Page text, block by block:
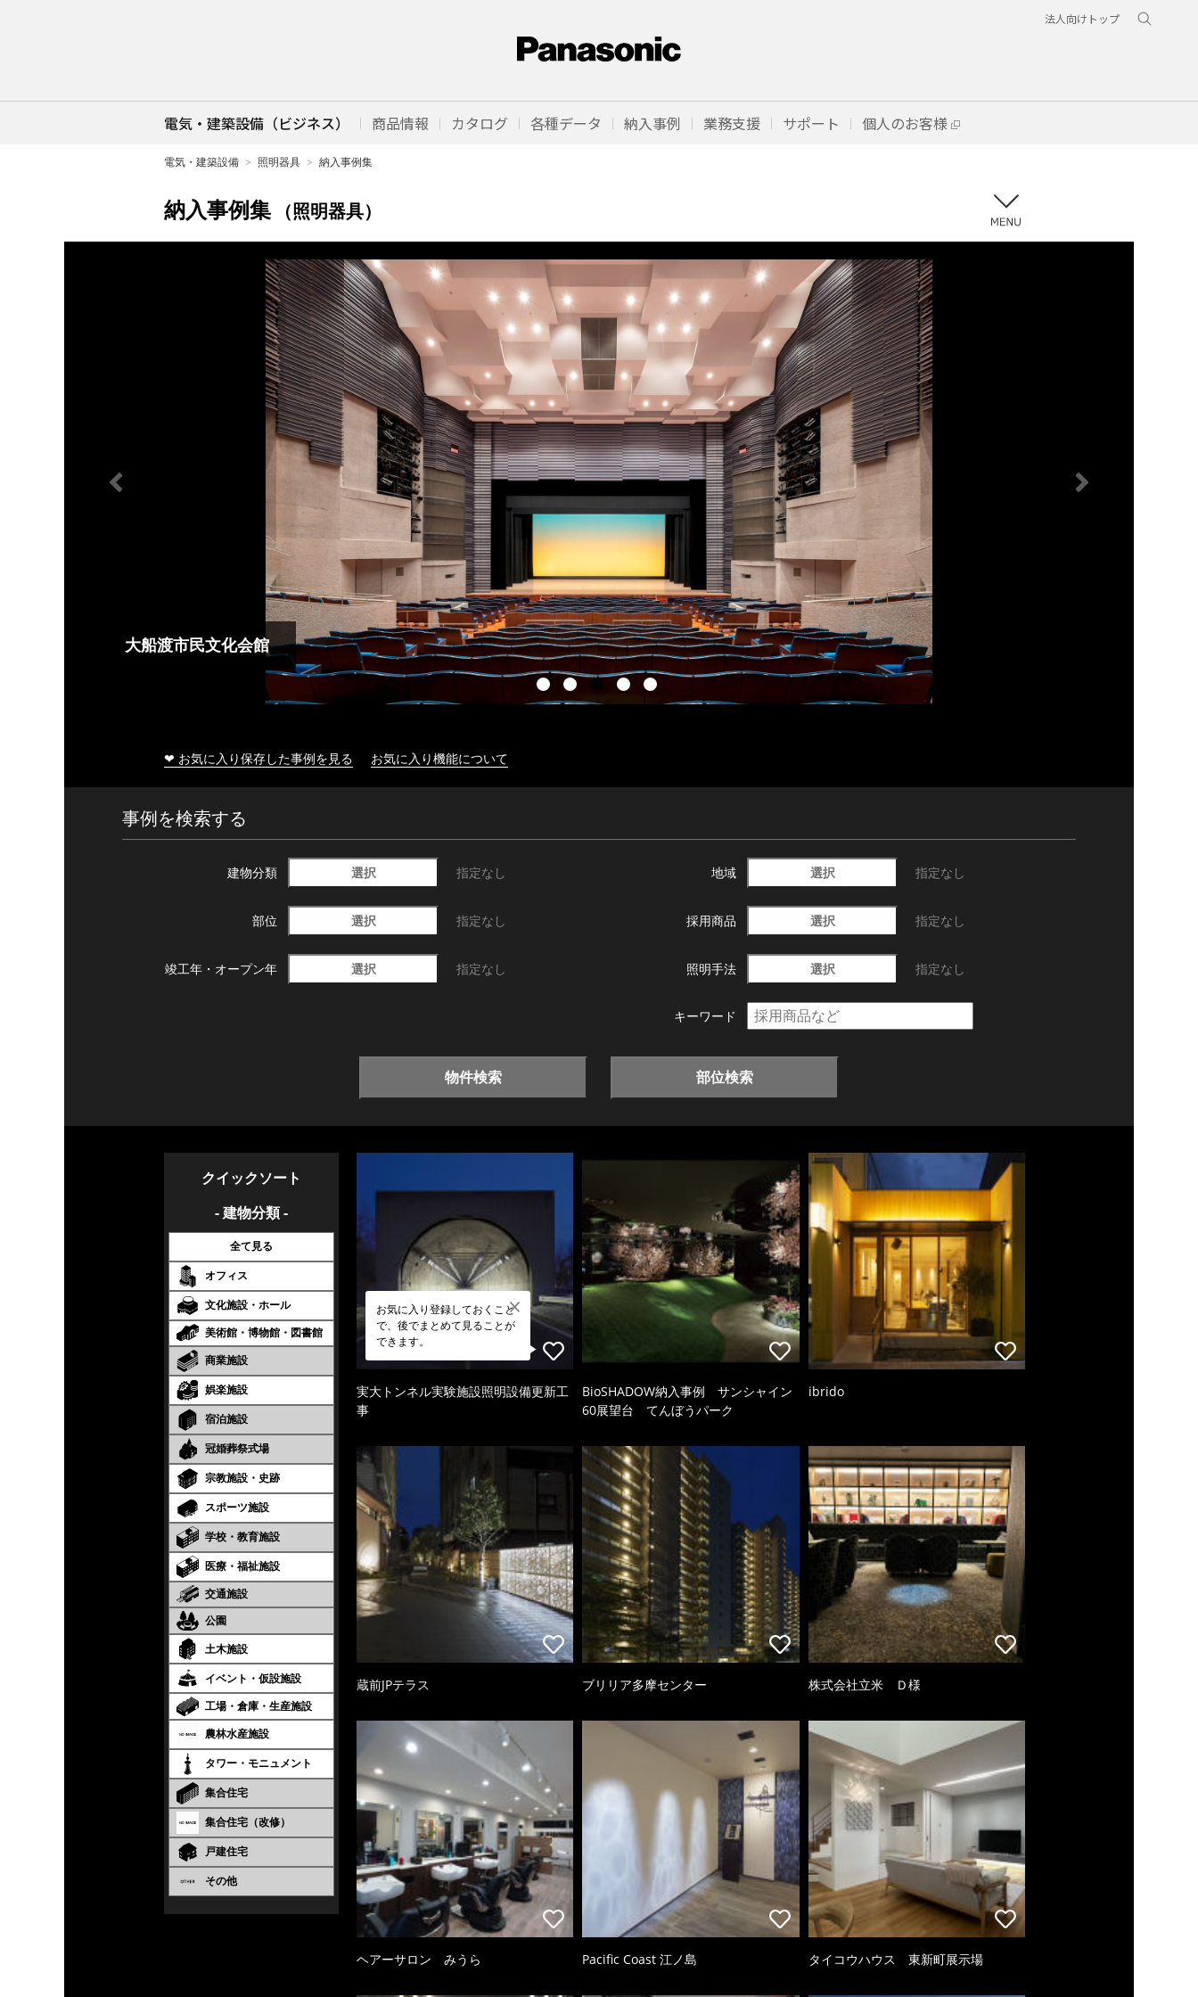
法人向けトップ
電気・建築設備（ビジネス） 商品情報 カタログ 各種データ 納入事例 業務支援 サポート 個人のお客様
電気・建築設備 照明器具 納入事例集
納入事例集 （照明器具）
大船渡市民文化会館
❤ お気に入り保存した事例を見る お気に入り機能について
事例を検索する
建物分類 選択 指定なし 地域 選択 指定なし
部位 選択 指定なし 採用商品 選択 指定なし
竣工年・ オープン年 選択 指定なし 照明手法 選択 指定なし
キーワード
物件検索 部位検索
クイックソート
- 建物分類 -
全て見る
オフィス
文化施設・ホール
美術館・博物館・図書館
商業施設
娯楽施設
宿泊施設
冠婚葬祭式場
宗教施設・史跡
スポーツ施設
学校・教育施設
医療・福祉施設
交通施設
公園
土木施設
イベント・仮設施設
工場・倉庫・生産施設
農林水産施設
タワー・モニュメント
集合住宅
集合住宅（改修）
戸建住宅
その他
お気に入り登録しておくこと
で、後でまとめて見ることが
できます。
実大トンネル実験施設照明設備更新工
事
BioSHADOW納入事例 サンシャイン
60展望台 てんぼうパーク
ibrido
蔵前JPテラス ブリリア多摩センター 株式会社立米 Ｄ様
ヘアーサロン みうら Pacific Coast 江ノ島 タイコウハウス 東新町展示場